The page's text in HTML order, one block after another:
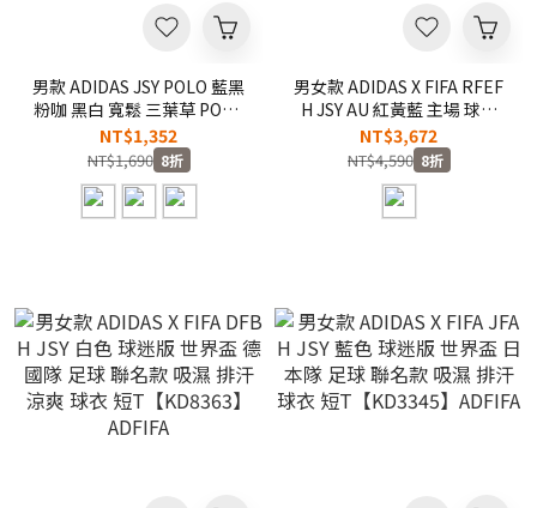
男款 ADIDAS JSY POLO 藍黑
粉咖 黑白 寬鬆 三葉草 POLO
衫 球衣 短
T【KE2453/KE3580/KE3584】
ADLP
NT$1,352
NT$1,690 8折
男女款 ADIDAS X FIFA RFEF
H JSY AU 紅黃藍 主場 球員
版 世界盃 西班牙 足球 聯名
款 針織緹花布 涼爽 球衣 短
T【JN4366】ADFIFA
NT$3,672
NT$4,590 8折